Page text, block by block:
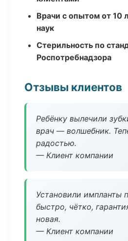
Врачи с опытом от 10
наук
Стерильность по
Роспотребнадзора
Отзывы клиентов
Ребёнку вылечили
врач — волшебник.
радостью.
— Клиент компании
Установили импланты
быстро, чётко,
новая.
— Клиент компании